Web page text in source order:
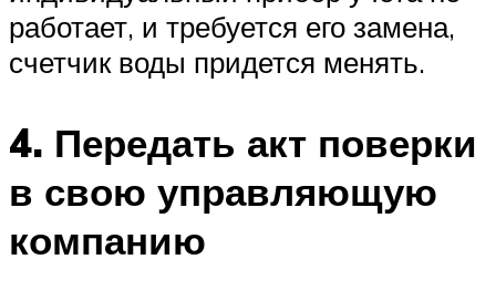
работает, и требуется его замена,
счетчик воды придется менять.
4. Передать акт поверки
в свою управляющую
компанию